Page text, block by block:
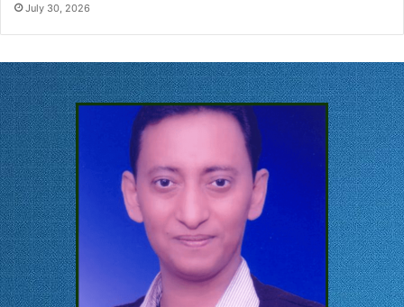
July 30, 2026